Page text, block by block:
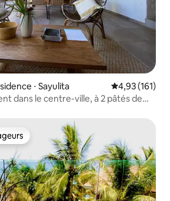
⋅ Sayulita Évaluation
4,93 (161)
dans le centre-ville, à 2 pâtés de